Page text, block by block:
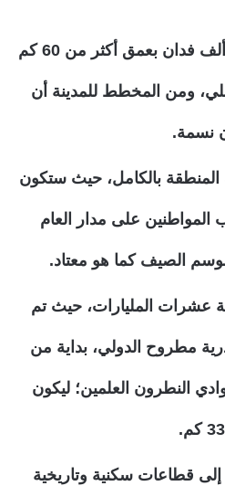
تمتد المدينة على 50 ألف فدان بعمق أكثر من 60 كم
ومن المخطط للمدينة أن
المنطقة بالكامل، حيث ستكون
على مدار العام
الصيف كما هو معتاد.
عشرات المليارات، حيث تم
مطروح الدولي، بداية من
تقاطع وادي النطرون العلمين؛ ليكون
إلى قطاعات سكنية وتاريخية